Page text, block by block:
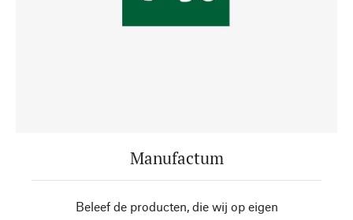
Manufactum
Beleef de producten, die wij op eigen